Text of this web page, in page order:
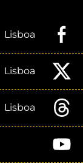
Lisboa
Lisboa
Lisboa